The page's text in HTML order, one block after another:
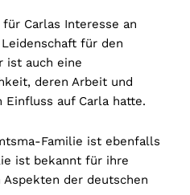
Carlas Interesse an
für den
ist auch eine
deren Arbeit und
Einfluss auf Carla hatte.
Familie ist ebenfalls
ist bekannt für ihre
der deutschen